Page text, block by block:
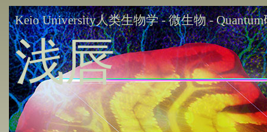
Keio University人类生物学 - 微生物 -
浅唇